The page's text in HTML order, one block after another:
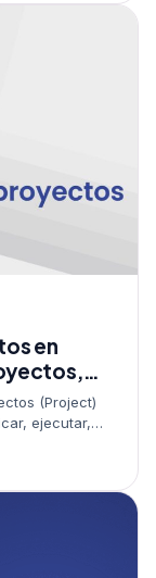
en
(Project)
ejecutar,
tipo: servicios,